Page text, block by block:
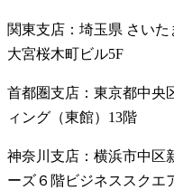
関東支店：埼玉県 さいた
大宮桜木町ビル5F
首都圏支店：東京都中央
ィング（東館）13階
神奈川支店：横浜市中区
ーズ６階ビジネススクエ